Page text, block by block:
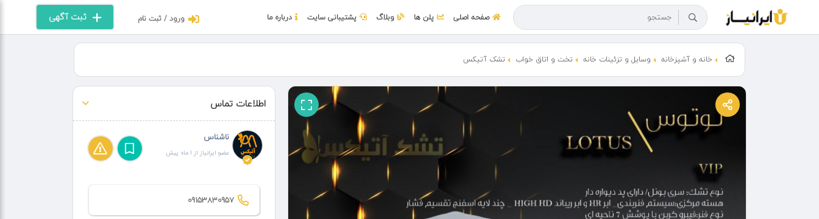
ثبت آگهی ورود / ثبت نام صفحه اصلی پلن ها وبلاگ پشتیبانی سایت درباره ما
خانه و آشپزخانه وسایل و تزئینات خانه تخت و اتاق خواب تشک آتیکس
اطلاعات تماس
ناشناس
عضو ایرانیاز از 1 ماه پیش
09153830957